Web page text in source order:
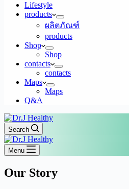
Lifestyle
products
ผลิตภัณฑ์
products
Shop
Shop
contacts
contacts
Maps
Maps
Q&A
Search
Menu
Our Story